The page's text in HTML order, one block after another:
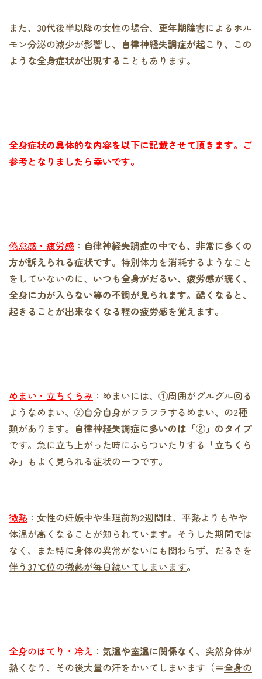
また、30代後半以降の女性の場合、 更年期障害によるホル
モン分泌の減少が影響し、 自律神経失調症が起こり、この
ような全身症状が出現する こともあります。
全身症状の具体的な内容を以下に記載させて頂きます。ご
参考となりましたら幸いです。
倦怠感・疲労感 ： 自律神経失調症の中でも、非常に多くの
方が訴えられる症状です。 特別体力を消耗するようなこと
をしていないのに、 いつも全身がだるい、疲労感が続く、
全身に力が入らない等の不調が見られます。酷くなると、
起きることが出来なくなる程の疲労感を覚えます。
めまい・立ちくらみ ：めまいには、①周囲がグルグル回る
ようなめまい、 ②自分自身がフラフラするめまい、の2種
類があります。 自律神経失調症に多いのは「②」のタイプ
です。急に立ち上がった時にふらついたりする 「立ちくら
み」 もよく見られる症状の一つです。
微熱 ：女性の妊娠中や生理前約2週間は、平熱よりもやや
体温が高くなることが知られています。そうした期間では
なく、また特に身体の異常がないにも関わらず、 だるさを
伴う37℃位の微熱が毎日続いてしまいます。
全身のほてり・冷え ： 気温や室温に関係なく 、突然身体が
熱くなり、その後大量の汗をかいてしまいます（＝全身の